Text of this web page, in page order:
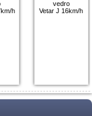
h
vedro
Vetar J 16km/h